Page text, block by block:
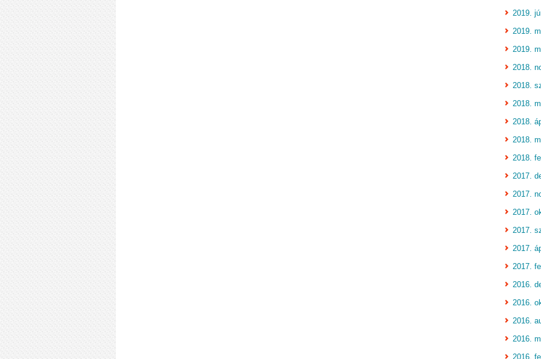
2019.
2019.
2019.
2018.
2018.
2018.
2018.
2018.
2018.
2017.
2017.
2017.
2017.
2017.
2017.
2016.
2016.
2016.
2016.
2016.